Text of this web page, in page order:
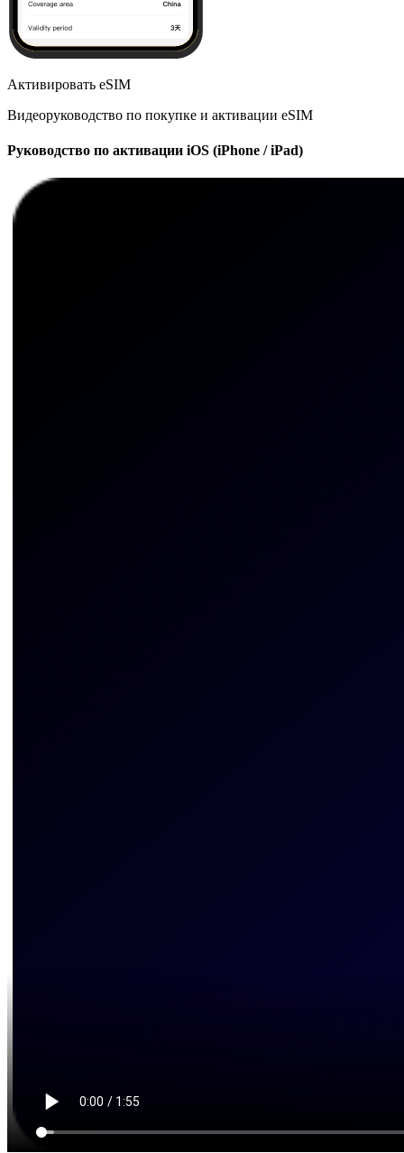
Активировать eSIM
Видеоруководство по покупке и активации eSIM
Руководство по активации iOS (iPhone / iPad)